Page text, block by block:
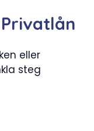
eller
steg